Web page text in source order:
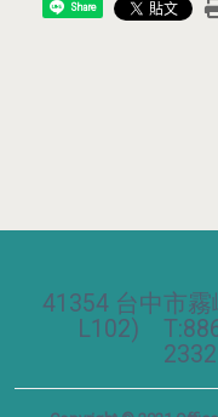
Share
41354 台中市
L102)